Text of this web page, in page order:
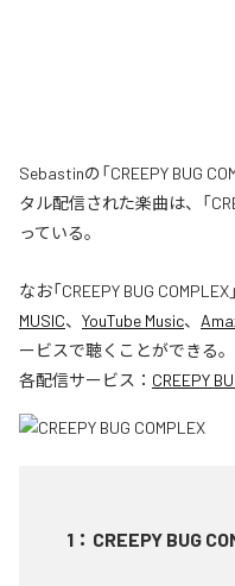
Sebastinの「CREEPY BUG
タル配信された楽曲は、「
っている。
なお「CREEPY BUG COMPLEX
MUSIC、 YouTube Music、
ービスで聴くことができる。
各配信サービス： CREEPY
1 ： CREEPY BUG